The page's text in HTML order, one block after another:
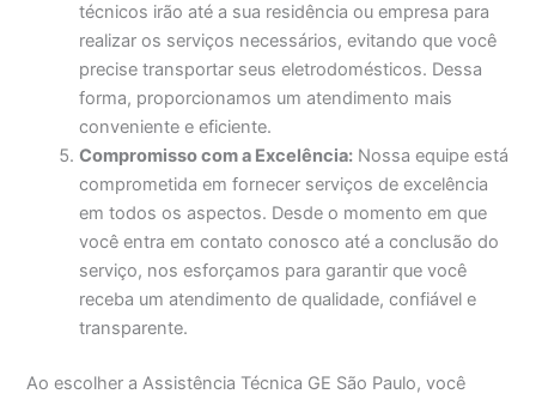
técnicos irão até a sua residência ou empresa para
realizar os serviços necessários, evitando que você
precise transportar seus eletrodomésticos. Dessa
forma, proporcionamos um atendimento mais
conveniente e eficiente.
Compromisso com a Excelência: Nossa equipe está
comprometida em fornecer serviços de excelência
em todos os aspectos. Desde o momento em que
você entra em contato conosco até a conclusão do
serviço, nos esforçamos para garantir que você
receba um atendimento de qualidade, confiável e
transparente.
Ao escolher a Assistência Técnica GE São Paulo, você